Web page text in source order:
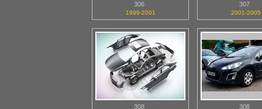
306
1999-2001
307
2001-2005
308 308